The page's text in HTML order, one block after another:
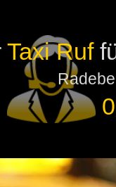
Taxi Ruf